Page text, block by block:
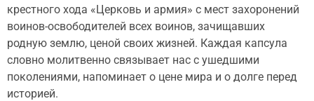
крестного хода «Церковь и армия» с мест захоронений
воинов-освободителей всех воинов, зачищавших
родную землю, ценой своих жизней. Каждая капсула
словно молитвенно связывает нас с ушедшими
поколениями, напоминает о цене мира и о долге перед
историей.